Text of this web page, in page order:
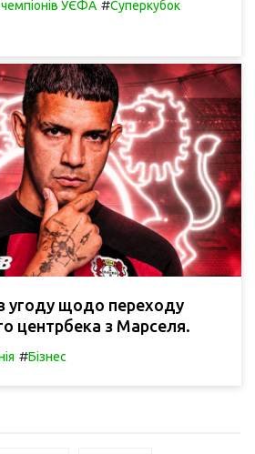
чемпіонів УЄФА #Суперкубок
угоду щодо переходу
центрбека з Марселя.
#Бізнес